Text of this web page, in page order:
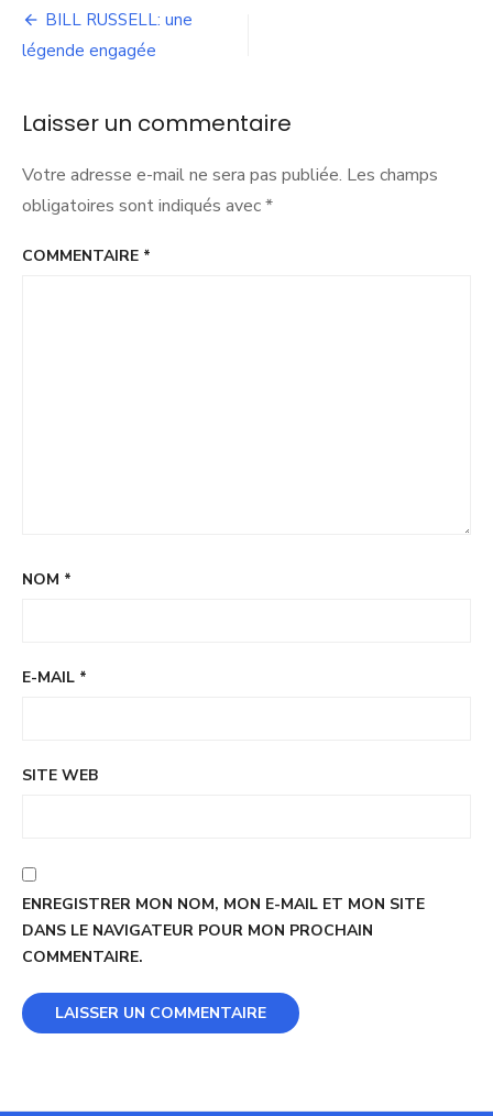
Navigation
de
BILL RUSSELL: une
légende engagée
Laisser un commentaire
Votre adresse e-mail ne sera pas publiée. Les champs
obligatoires sont indiqués avec*
COMMENTAIRE *
NOM *
E-MAIL *
SITE WEB
ENREGISTRER MON NOM, MON E-MAIL ET MON SITE
DANS LE NAVIGATEUR POUR MON PROCHAIN
COMMENTAIRE.